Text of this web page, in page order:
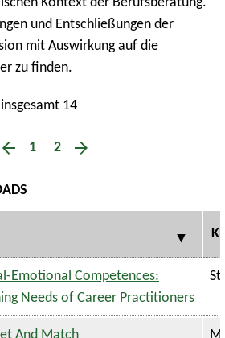
und Entschließungen der
mit Auswirkung auf die
zu finden.
14
1 2
Emotional Competences:
Needs of Career Practitioners